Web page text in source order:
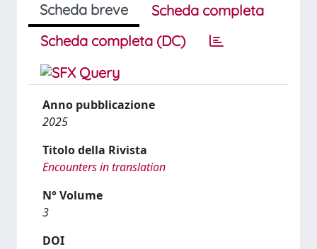
Scheda breve
Scheda completa
Scheda completa (DC)
Anno pubblicazione
2025
Titolo della Rivista
Encounters in translation
N° Volume
3
DOI